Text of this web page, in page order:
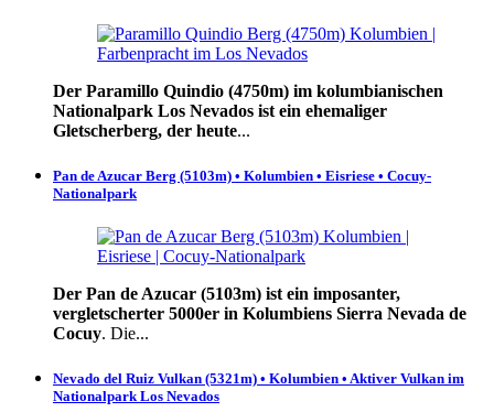
Der Paramillo Quindio (4750m) im kolumbianischen
Nationalpark Los Nevados ist ein ehemaliger
Gletscherberg, der heute...
Pan de Azucar Berg (5103m) • Kolumbien • Eisriese • Cocuy-
Nationalpark
Der Pan de Azucar (5103m) ist ein imposanter,
vergletscherter 5000er in Kolumbiens Sierra Nevada de
Cocuy. Die...
Nevado del Ruiz Vulkan (5321m) • Kolumbien • Aktiver Vulkan im
Nationalpark Los Nevados